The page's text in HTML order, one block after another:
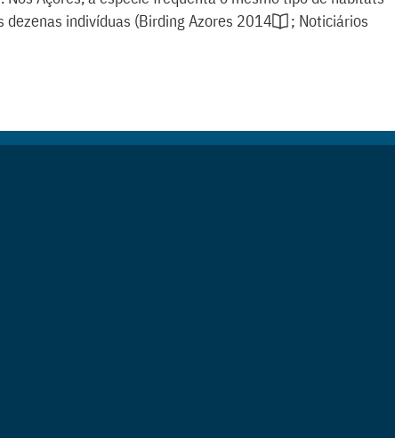
dezenas indivíduas (Birding Azores 2014 ; Noticiários